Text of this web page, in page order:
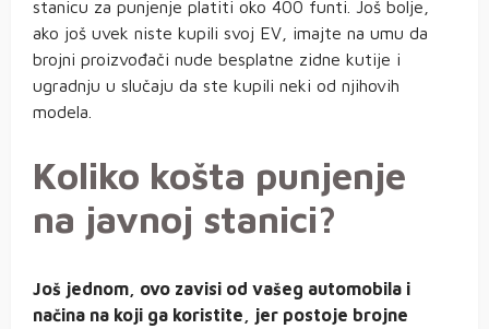
stanicu za punjenje platiti oko 400 funti. Još bolje,
ako još uvek niste kupili svoj EV, imajte na umu da
brojni proizvođači nude besplatne zidne kutije i
ugradnju u slučaju da ste kupili neki od njihovih
modela.
Koliko košta punjenje
na javnoj stanici?
Još jednom, ovo zavisi od vašeg automobila i
načina na koji ga koristite, jer postoje brojne